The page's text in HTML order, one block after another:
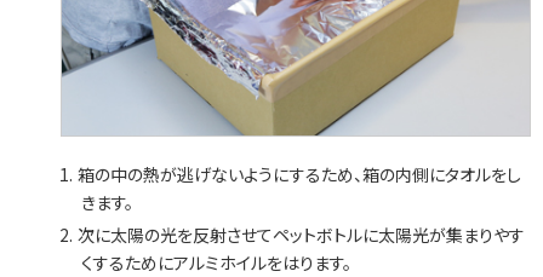
箱の中の熱が逃げないようにするため、箱の内側にタオルをし
きます。
次に太陽の光を反射させてペットボトルに太陽光が集まりやす
くするためにアルミホイルをはります。